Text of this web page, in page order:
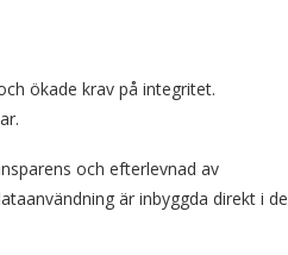
ökade krav på integritet.
och efterlevnad av
är inbyggda direkt i de